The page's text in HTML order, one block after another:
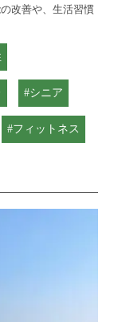
改善や、生活習慣
#シニア
#フィットネス